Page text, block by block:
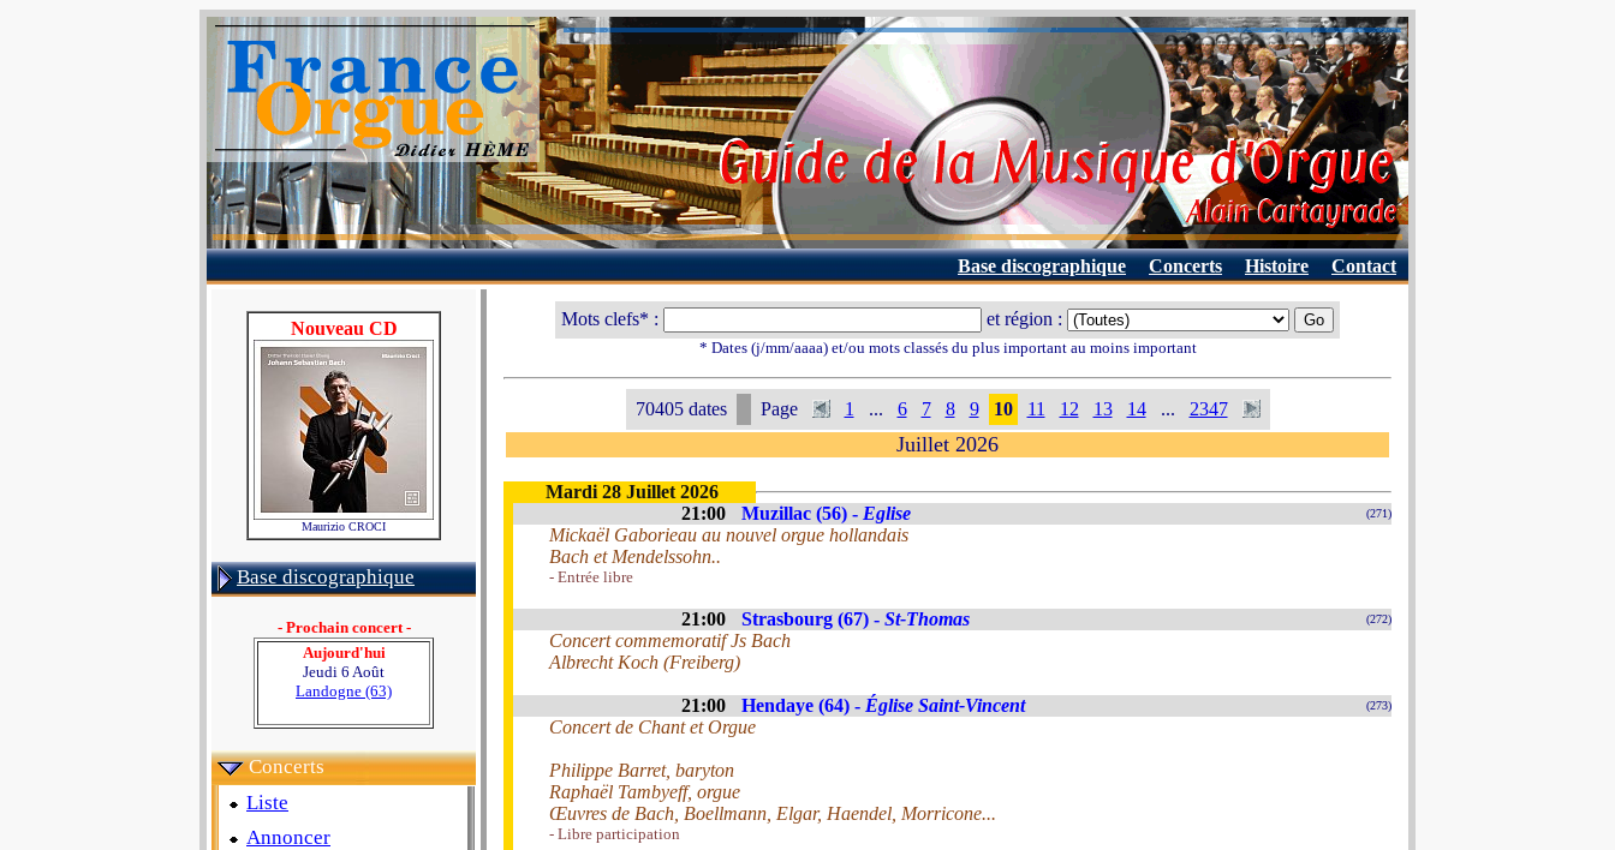
Base discographique Concerts Histoire Contact
Nouveau CD
Maurizio CROCI
Base discographique
- Prochain concert -
Aujourd'hui
Jeudi 6 Août
Landogne (63)
Concerts
Liste
Annoncer
Mots clefs* : et région :
* Dates (j/mm/aaaa) et/ou mots classés du plus important au moins important
70405 dates Page 1 ... 6 7 8 9 10 11 12 13 14 ... 2347
Juillet 2026
Mardi 28 Juillet 2026
21:00
Muzillac (56) - Eglise (271)
Mickaël Gaborieau au nouvel orgue hollandais
Bach et Mendelssohn..
- Entrée libre
21:00 Strasbourg (67) - St-Thomas (272)
Concert commemoratif Js Bach
Albrecht Koch (Freiberg)
21:00 Hendaye (64) - Église Saint-Vincent (273)
Concert de Chant et Orgue
Philippe Barret, baryton
Raphaël Tambyeff, orgue
Œuvres de Bach, Boellmann, Elgar, Haendel, Morricone...
- Libre participation